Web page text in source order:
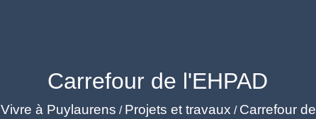
Carrefour de l'EHPAD
Vivre à Puylaurens / Projets et travaux / Carrefour